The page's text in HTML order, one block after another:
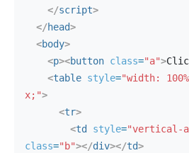
</script>
</head>
<body>
<p><button class="a">
<table style="width:
x;">
<tr>
<td style="vertical-
class="b"></div></td>